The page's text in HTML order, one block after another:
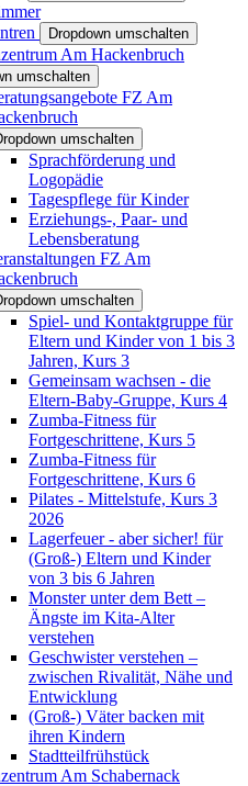
Dropdown umschalten
Am Hackenbruch
umschalten
FZ Am
umschalten
Sprachförderung und
Logopädie
Tagespflege für Kinder
Erziehungs-, Paar- und
Lebensberatung
FZ Am
umschalten
Spiel- und Kontaktgruppe für
Eltern und Kinder von 1 bis 3
Jahren, Kurs 3
Gemeinsam wachsen - die
Eltern-Baby-Gruppe, Kurs 4
Zumba-Fitness für
Fortgeschrittene, Kurs 5
Zumba-Fitness für
Fortgeschrittene, Kurs 6
Pilates - Mittelstufe, Kurs 3
2026
Lagerfeuer - aber sicher! für
(Groß-) Eltern und Kinder
von 3 bis 6 Jahren
Monster unter dem Bett –
Ängste im Kita-Alter
verstehen
Geschwister verstehen –
zwischen Rivalität, Nähe und
Entwicklung
(Groß-) Väter backen mit
ihren Kindern
Stadtteilfrühstück
Am Schabernack